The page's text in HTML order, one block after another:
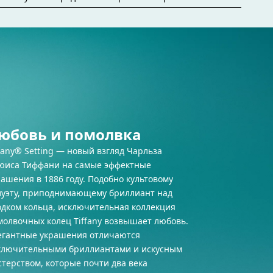
учетом всех ваших потребностей. Мы всегда
и помолвка
Setting — новый взгляд Чарльза
Тиффани на самые эффектные
в 1886 году. Подобно культовому
приподнимающему бриллиант над
кольца, исключительная коллекция
колец Tiffany возвышает любовь.
украшения отличаются
бриллиантами и искусным
которые почти два века